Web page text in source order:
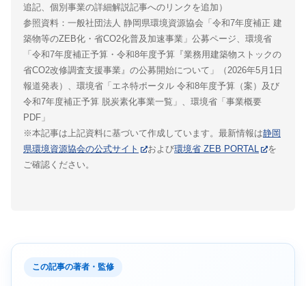
追記、個別事業の詳細解説記事へのリンクを追加）
参照資料：一般社団法人 静岡県環境資源協会「令和7年度補正 建
築物等のZEB化・省CO2化普及加速事業」公募ページ、環境省
「令和7年度補正予算・令和8年度予算『業務用建築物ストックの
省CO2改修調査支援事業』の公募開始について」（2026年5月1日
報道発表）、環境省「エネ特ポータル 令和8年度予算（案）及び
令和7年度補正予算 脱炭素化事業一覧」、環境省「事業概要
PDF」
※本記事は上記資料に基づいて作成しています。最新情報は静岡
県環境資源協会の公式サイト
および環境省 ZEB PORTAL
を
ご確認ください。
この記事の著者・監修